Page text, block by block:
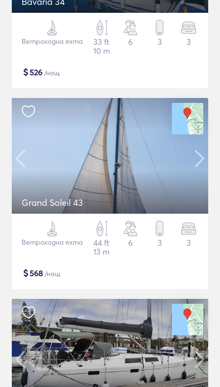
Ветроходна яхта
33 ft
10 m
6 3 3
$526 /нощ
Grand Soleil 43
Ветроходна яхта
44 ft
13 m
6 3 3
$568 /нощ